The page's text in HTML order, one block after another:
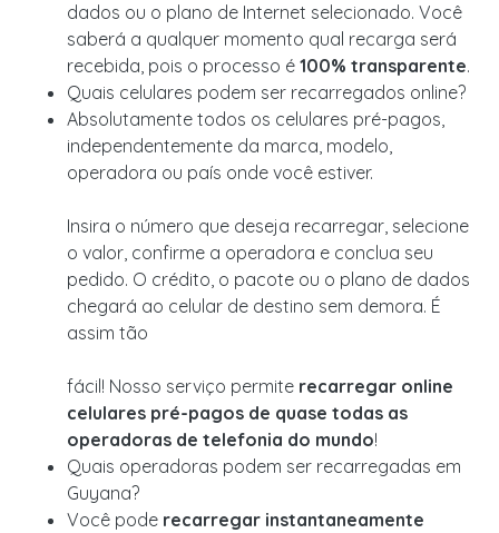
dados ou o plano de Internet selecionado. Você
saberá a qualquer momento qual recarga será
recebida, pois o processo é 100% transparente.
Quais celulares podem ser recarregados online?
Absolutamente todos os celulares pré-pagos,
independentemente da marca, modelo,
operadora ou país onde você estiver.
Insira o número que deseja recarregar, selecione
o valor, confirme a operadora e conclua seu
pedido. O crédito, o pacote ou o plano de dados
chegará ao celular de destino sem demora. É
assim tão
fácil! Nosso serviço permite recarregar online
celulares pré-pagos de quase todas as
operadoras de telefonia do mundo!
Quais operadoras podem ser recarregadas em
Guyana?
Você pode recarregar instantaneamente